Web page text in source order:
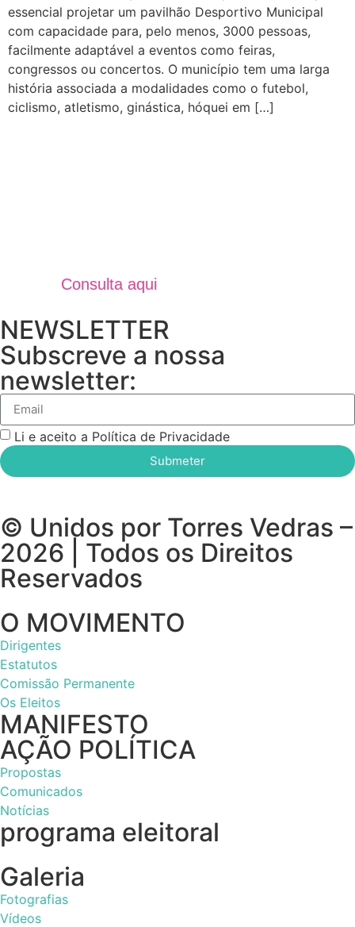
essencial projetar um pavilhão Desportivo Municipal
com capacidade para, pelo menos, 3000 pessoas,
facilmente adaptável a eventos como feiras,
congressos ou concertos. O município tem uma larga
história associada a modalidades como o futebol,
ciclismo, atletismo, ginástica, hóquei em […]
Consulta aqui
NEWSLETTER
Subscreve a nossa
newsletter:
Li e aceito a Política de Privacidade
Submeter
© Unidos por Torres Vedras –
2026 | Todos os Direitos
Reservados
O MOVIMENTO
Dirigentes
Estatutos
Comissão Permanente
Os Eleitos
MANIFESTO
AÇÃO POLÍTICA
Propostas
Comunicados
Notícias
programa eleitoral
Galeria
Fotografias
Vídeos